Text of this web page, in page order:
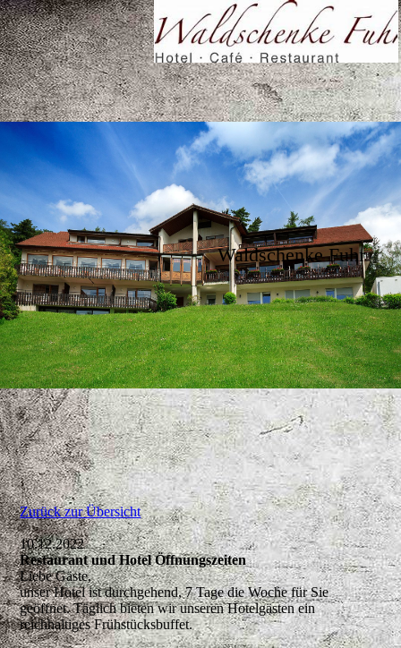
Waldschenke Fuhr
Zurück zur Übersicht
10.12.2022
Restaurant und Hotel Öffnungszeiten
Liebe Gäste,
unser Hotel ist durchgehend, 7 Tage die Woche für Sie
geöffnet. Täglich bieten wir unseren Hotelgästen ein
reichhaltiges Frühstücksbuffet.